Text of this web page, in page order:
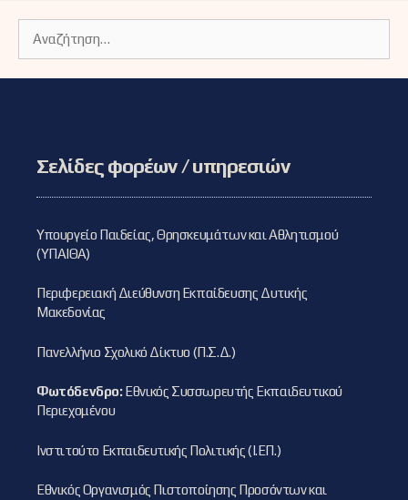
για:
Σελίδες φορέων / υπηρεσιών
Υπουργείο Παιδείας, Θρησκευμάτων και Αθλητισμού
(ΥΠΑΙΘΑ)
Περιφερειακή Διεύθυνση Εκπαίδευσης Δυτικής
Μακεδονίας
Πανελλήνιο Σχολικό Δίκτυο (Π.Σ.Δ.)
Φωτόδενδρο:Εθνικός Συσσωρευτής Εκπαιδευτικού
Περιεχομένου
Ινστιτούτο Εκπαιδευτικής Πολιτικής (Ι.ΕΠ.)
Εθνικός Οργανισμός Πιστοποίησης Προσόντων και